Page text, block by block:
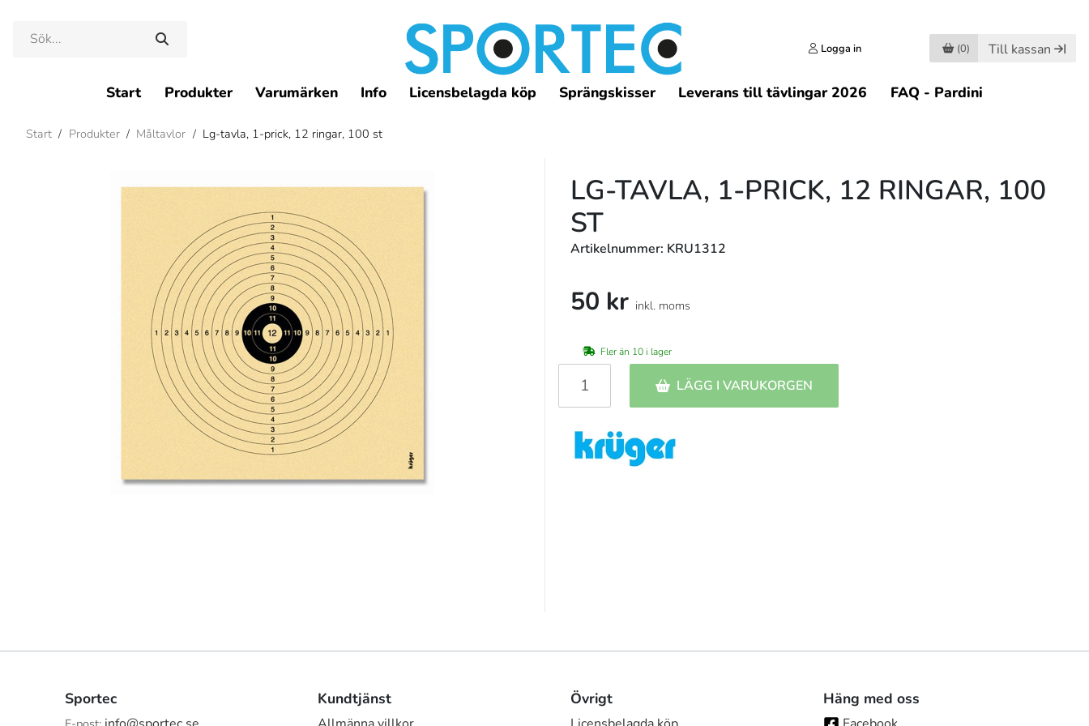
Logga in (0) Till kassan
Start Produkter Varumärken Info Licensbelagda köp Sprängskisser Leverans till tävlingar 2026 FAQ - Pardini
Start / Produkter / Måltavlor / Lg-tavla, 1-prick, 12 ringar, 100 st
LG-TAVLA, 1-PRICK, 12 RINGAR, 100
ST
Artikelnummer: KRU1312
50 kr inkl. moms
Fler än 10 i lager
LÄGG I VARUKORGEN
Sportec Kundtjänst Övrigt Häng med oss